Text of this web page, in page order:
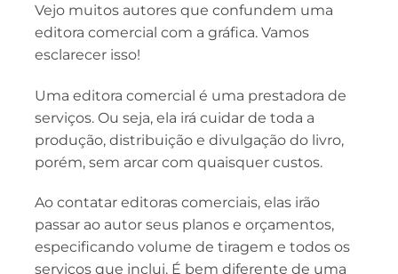
Vejo muitos autores que confundem uma
editora comercial com a gráfica. Vamos
esclarecer isso!
Uma editora comercial é uma prestadora de
serviços. Ou seja, ela irá cuidar de toda a
produção, distribuição e divulgação do livro,
porém, sem arcar com quaisquer custos.
Ao contatar editoras comerciais, elas irão
passar ao autor seus planos e orçamentos,
especificando volume de tiragem e todos os
serviços que inclui. É bem diferente de uma